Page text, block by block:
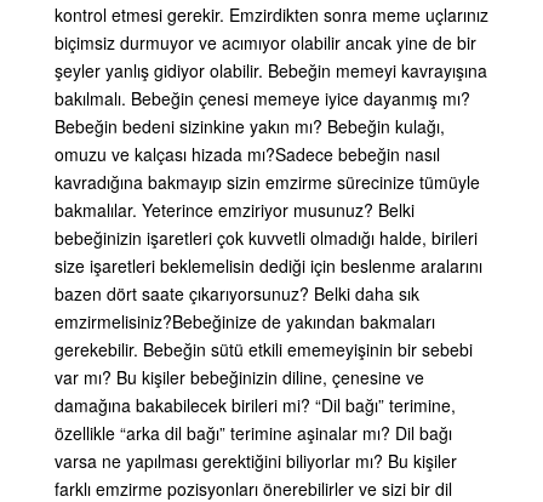
kontrol etmesi gerekir. Emzirdikten sonra meme uçlarınız
biçimsiz durmuyor ve acımıyor olabilir ancak yine de bir
şeyler yanlış gidiyor olabilir. Bebeğin memeyi kavrayışına
bakılmalı. Bebeğin çenesi memeye iyice dayanmış mı?
Bebeğin bedeni sizinkine yakın mı? Bebeğin kulağı,
omuzu ve kalçası hizada mı?Sadece bebeğin nasıl
kavradığına bakmayıp sizin emzirme sürecinize tümüyle
bakmalılar. Yeterince emziriyor musunuz? Belki
bebeğinizin işaretleri çok kuvvetli olmadığı halde, birileri
size işaretleri beklemelisin dediği için beslenme aralarını
bazen dört saate çıkarıyorsunuz? Belki daha sık
emzirmelisiniz?Bebeğinize de yakından bakmaları
gerekebilir. Bebeğin sütü etkili ememeyişinin bir sebebi
var mı? Bu kişiler bebeğinizin diline, çenesine ve
damağına bakabilecek birileri mi? “Dil bağı” terimine,
özellikle “arka dil bağı” terimine aşinalar mı? Dil bağı
varsa ne yapılması gerektiğini biliyorlar mı? Bu kişiler
farklı emzirme pozisyonları önerebilirler ve sizi bir dil